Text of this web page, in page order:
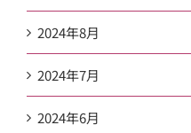
2024年8月
2024年7月
2024年6月